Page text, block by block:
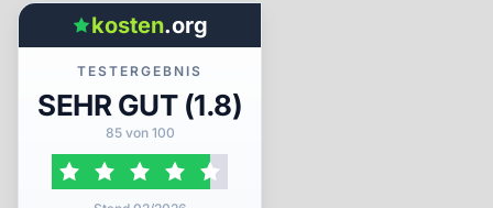
kosten.org
TESTERGEBNIS
SEHR GUT (1.8)
85 von 100